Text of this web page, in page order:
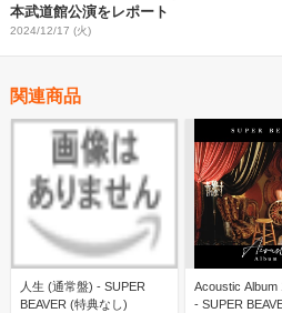
本武道館公演をレポート
2024/12/17 (火)
関連商品
人生 (通常盤) - SUPER
BEAVER (特典なし)
Acoustic Album
- SUPER